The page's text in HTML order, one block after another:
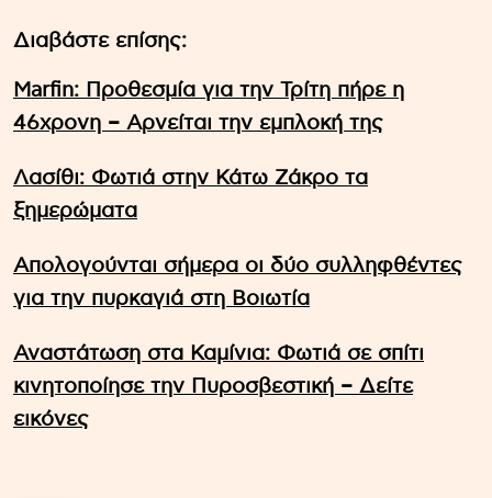
Διαβάστε επίσης:
Marfin: Προθεσμία για την Τρίτη πήρε η
46χρονη – Aρνείται την εμπλοκή της
Λασίθι: Φωτιά στην Κάτω Ζάκρο τα
ξημερώματα
Απολογούνται σήμερα οι δύο συλληφθέντες
για την πυρκαγιά στη Βοιωτία
Αναστάτωση στα Καμίνια: Φωτιά σε σπίτι
κινητοποίησε την Πυροσβεστική – Δείτε
εικόνες